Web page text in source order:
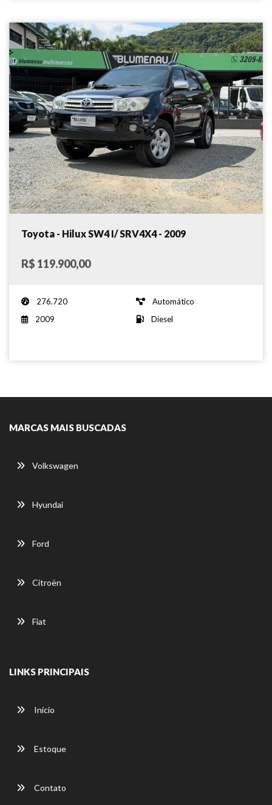
Toyota - Hilux SW4 I/ SRV4X4 - 2009
R$ 119.900,00
276.720
Automático
2009
Diesel
MARCAS MAIS BUSCADAS
Volkswagen
Hyundai
Ford
Citroën
Fiat
LINKS PRINCIPAIS
Início
Estoque
Contato